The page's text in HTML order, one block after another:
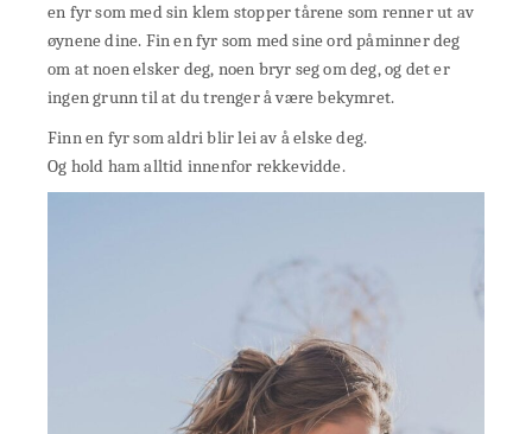
en fyr som med sin klem stopper tårene som renner ut av
øynene dine. Fin en fyr som med sine ord påminner deg
om at noen elsker deg, noen bryr seg om deg, og det er
ingen grunn til at du trenger å være bekymret.
Finn en fyr som aldri blir lei av å elske deg.
Og hold ham alltid innenfor rekkevidde.